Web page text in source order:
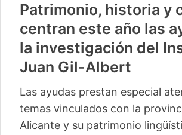
Patrimonio, historia y
centran este año las
la investigación del
Juan Gil-Albert
Las ayudas prestan especial
temas vinculados con la
Alicante y su patrimonio